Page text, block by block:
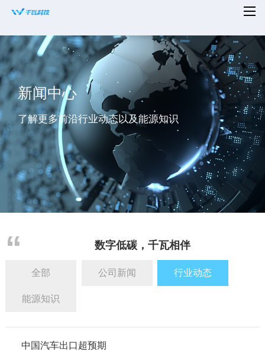
首页
平台赋能
解决方案
新闻资讯
适配设备
知名案例
合作共赢
新闻中心
了解更多前沿行业动态以及能源知识
数字低碳，千瓦相伴
全部 公司新闻 行业动态
能源知识
中国汽车出口超预期